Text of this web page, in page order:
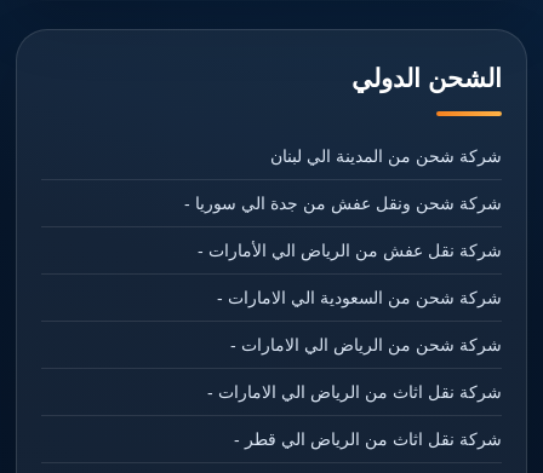
الشحن الدولي
شركة شحن من المدينة الي لبنان
شركة شحن ونقل عفش من جدة الي سوريا -
شركة نقل عفش من الرياض الي الأمارات -
شركة شحن من السعودية الي الامارات -
شركة شحن من الرياض الي الامارات -
شركة نقل اثاث من الرياض الي الامارات -
شركة نقل اثاث من الرياض الي قطر -